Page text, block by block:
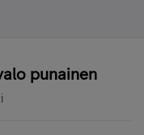
punainen